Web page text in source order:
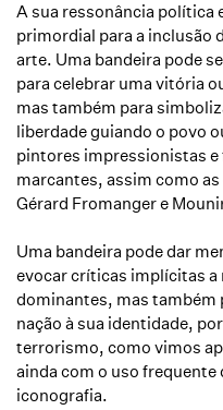
A sua ressonância política
primordial para a inclusão
arte. Uma bandeira pode
para celebrar uma vitória
mas também para
liberdade guiando o povo
pintores impressionistas e
marcantes, assim como
Gérard Fromanger e
Uma bandeira pode dar
evocar críticas implícitas a
dominantes, mas também
nação à sua identidade,
terrorismo, como vimos
ainda com o uso frequente
iconografia.